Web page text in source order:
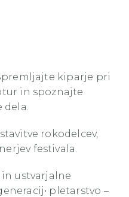
kiparje pri
in spoznajte
dela.
rokodelcev,
festivala.
in ustvarjalne
pletarstvo –